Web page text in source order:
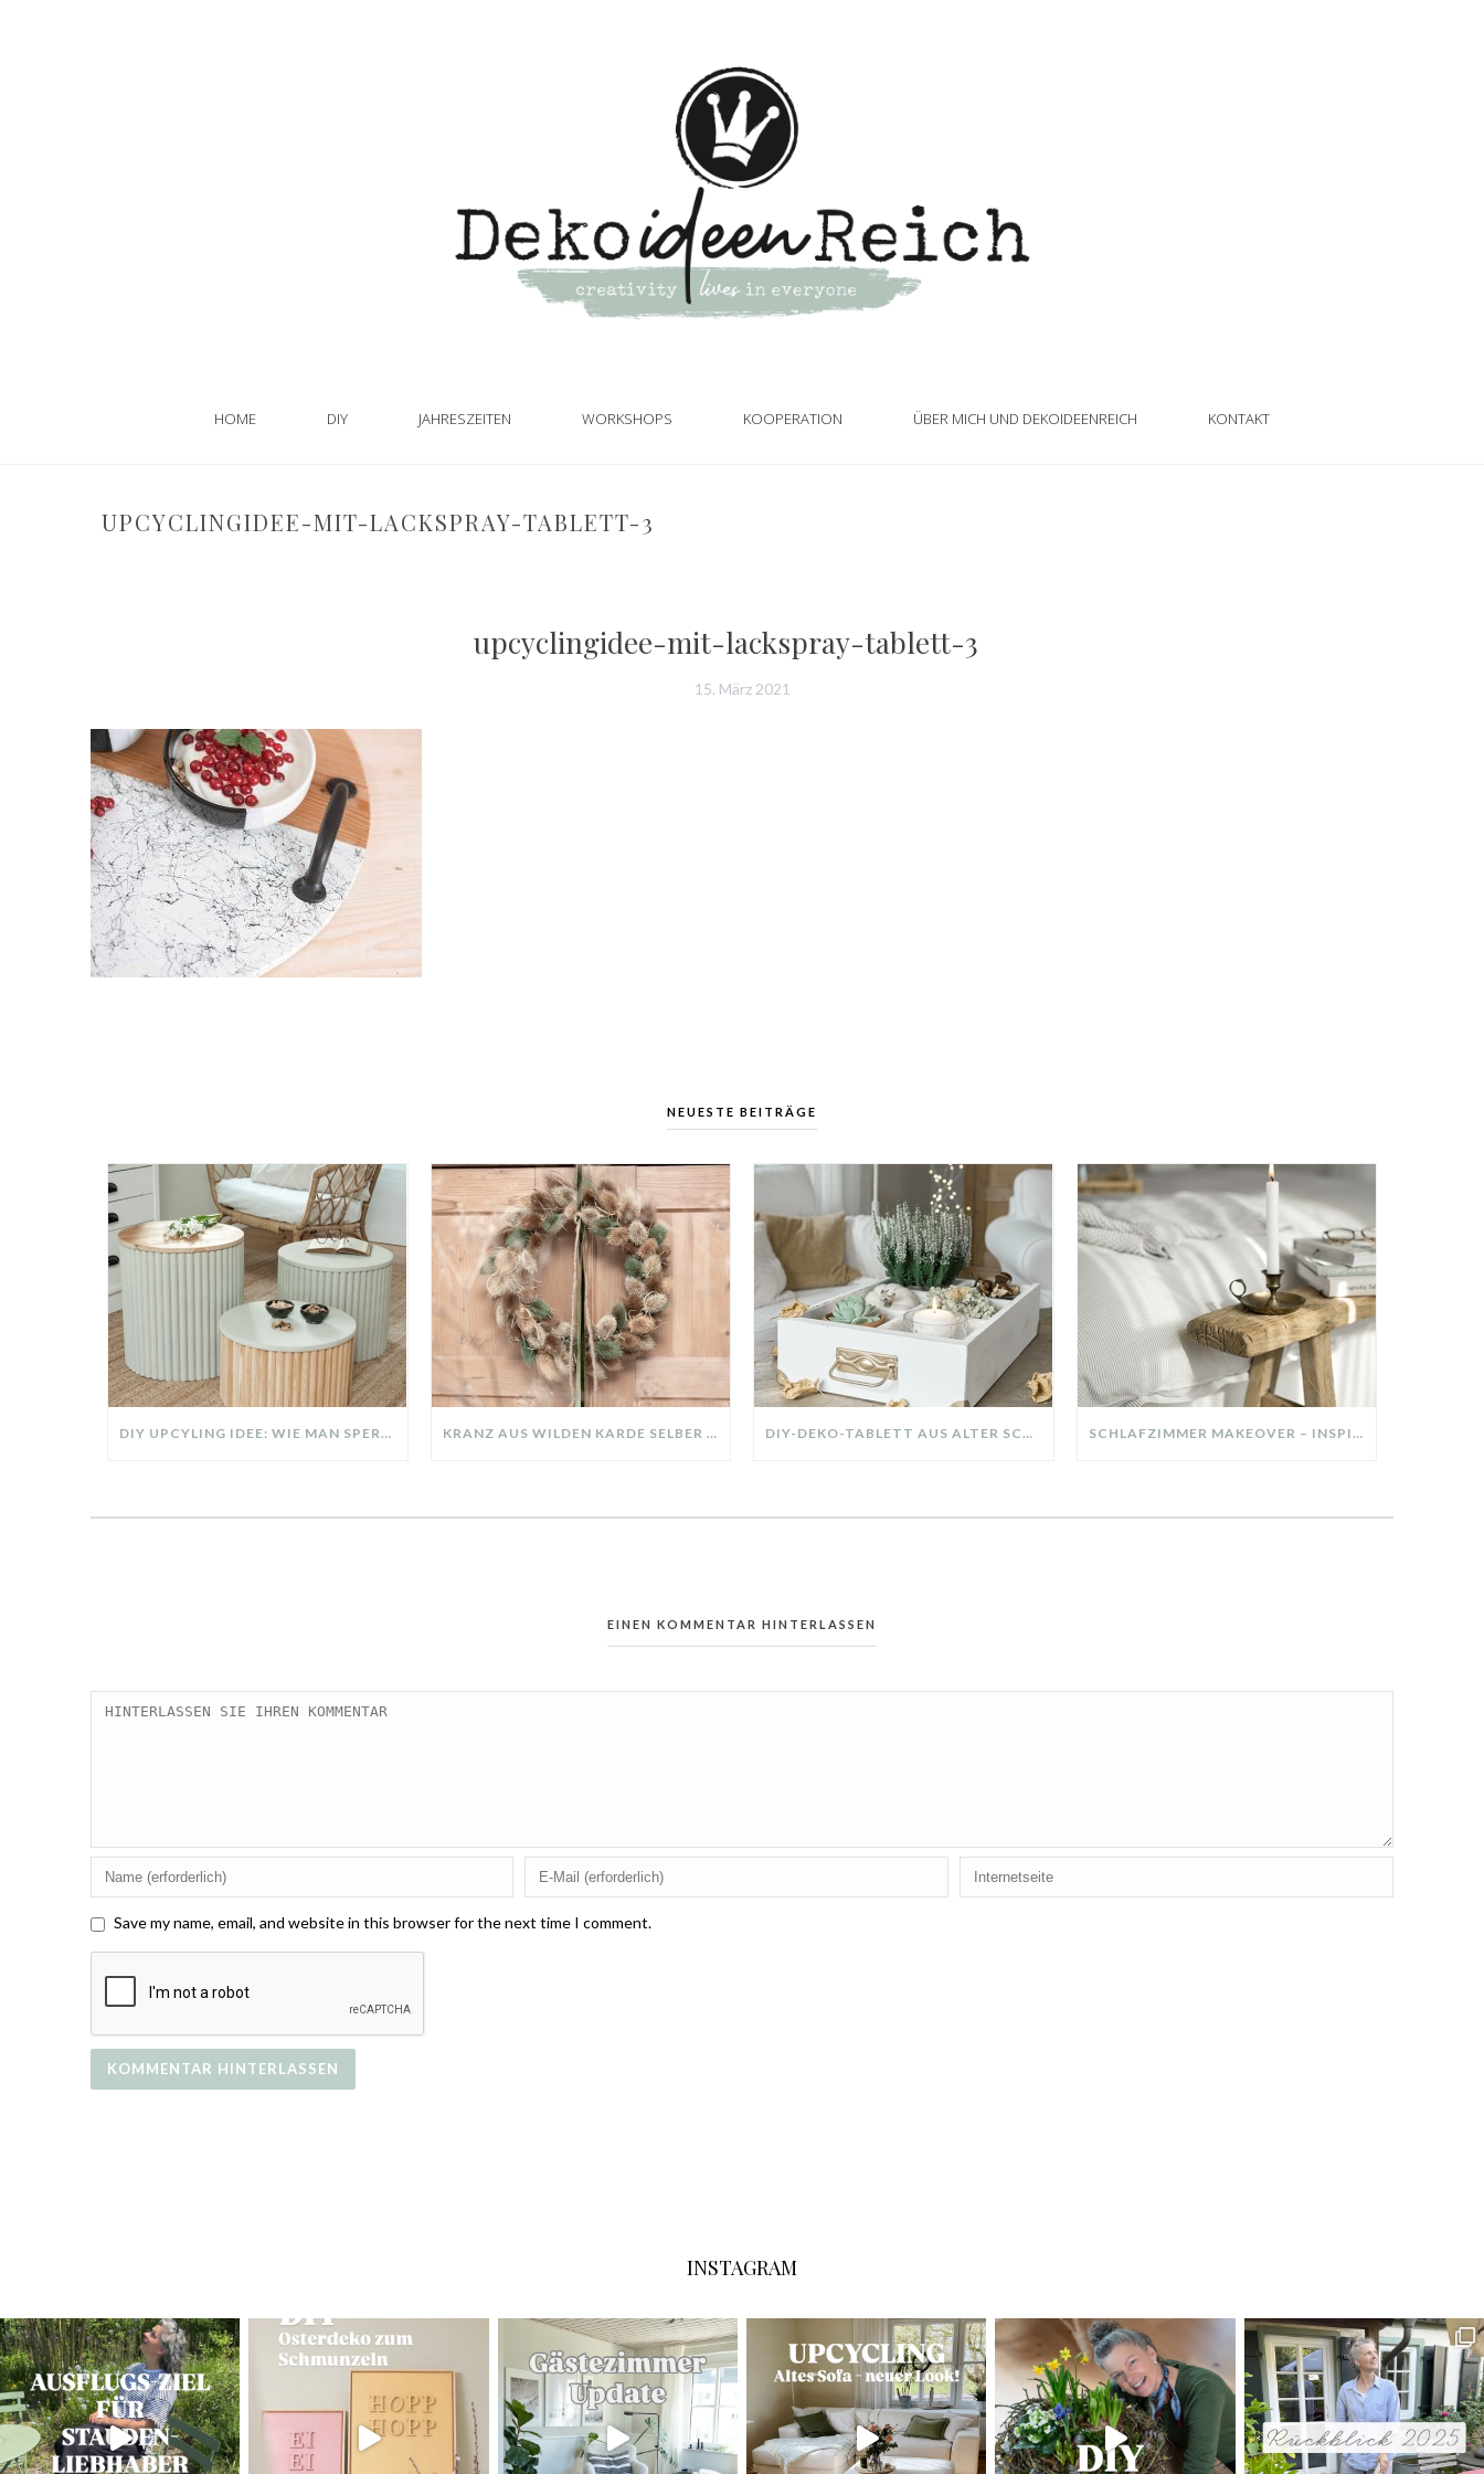
HOME DIY JAHRESZEITEN WORKSHOPS KOOPERATION ÜBER MICH UND DEKOIDEENREICH KONTAKT
UPCYCLINGIDEE-MIT-LACKSPRAY-TABLETT-3
upcyclingidee-mit-lackspray-tablett-3
15. März 2021
NEUESTE BEITRÄGE
DIY UPCYLING IDEE: WIE MAN SPERRMÜLL IN EIN DESIGNER TEIL VERWANDELT KRANZ AUS WILDEN KARDE SELBER MACHEN: HERBSTDEKO GANZ EINFACH DIY-DEKO-TABLETT AUS ALTER SCHUBLADE – NACHHALTIGE HERBSTDEKO SELBER MACHEN! SCHLAFZIMMER MAKEOVER – INSPIRATION FÜR DEIN SCHLAFZIMMER: AUS ALT MACH NEU – HELL, GEMÜTLICH UND EINLADEND
EINEN KOMMENTAR HINTERLASSEN
Save my name, email, and website in this browser for the next time I comment.
INSTAGRAM